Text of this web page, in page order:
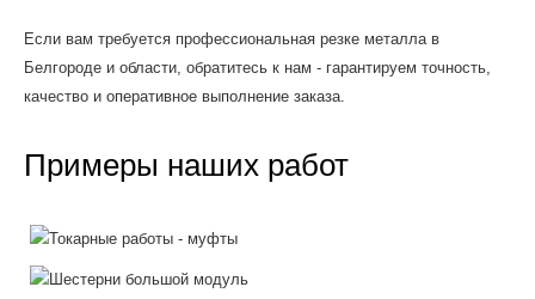
Если вам требуется профессиональная резке металла в
Белгороде и области, обратитесь к нам - гарантируем точность,
качество и оперативное выполнение заказа.
Примеры наших работ